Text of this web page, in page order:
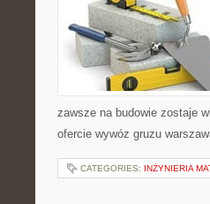
zawsze na budowie zostaje
ofercie wywóz gruzu
CATEGORIES: INŻYNIERIA